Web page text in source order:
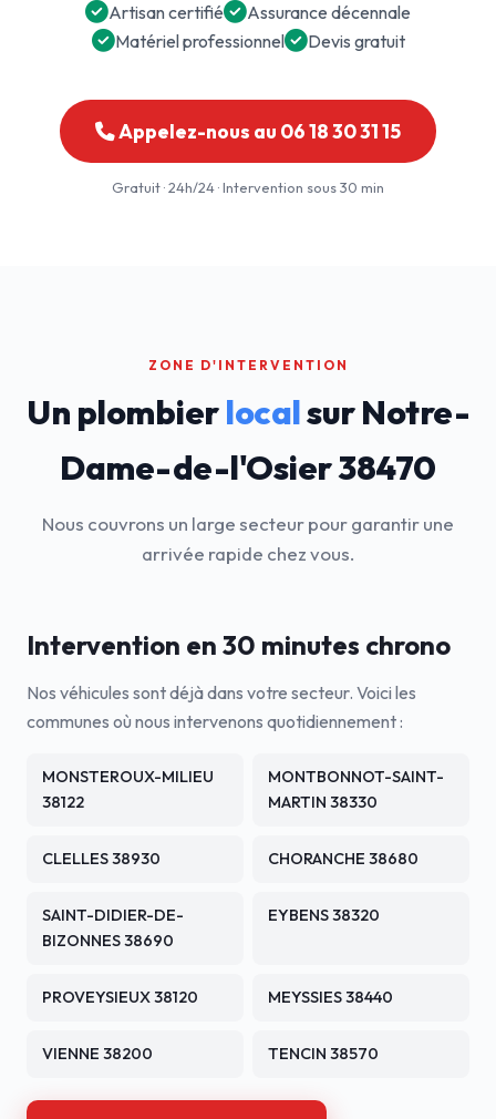
Artisan certifié
Assurance décennale
Matériel professionnel
Devis gratuit
Appelez-nous au 06 18 30 31 15
Gratuit · 24h/24 · Intervention sous 30 min
ZONE D'INTERVENTION
Un plombierlocalsur Notre-
Dame-de-l'Osier 38470
Nous couvrons un large secteur pour garantir une
arrivée rapide chez vous.
Intervention en 30 minutes chrono
Nos véhicules sont déjà dans votre secteur. Voici les
communes où nous intervenons quotidiennement :
MONSTEROUX-MILIEU
38122
MONTBONNOT-SAINT-
MARTIN 38330
CLELLES 38930 CHORANCHE 38680
SAINT-DIDIER-DE-
BIZONNES 38690
EYBENS 38320
PROVEYSIEUX 38120 MEYSSIES 38440
VIENNE 38200 TENCIN 38570